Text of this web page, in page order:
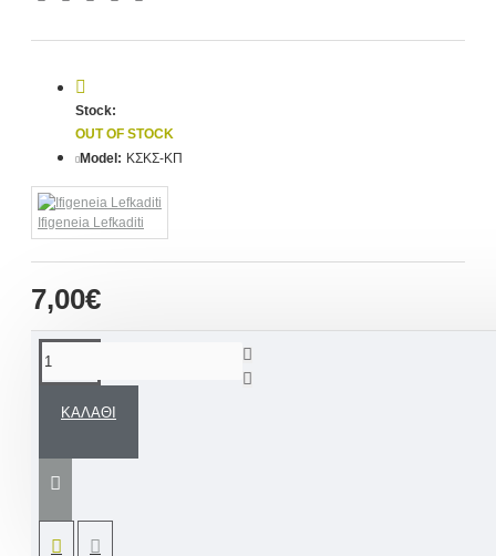
7,00€
Stock:
OUT OF STOCK
Model: ΚΣΚΣ-ΚΠ
Ifigeneia Lefkaditi
ΚΑΛΆΘΙ
προσωποποιημένη φωτογραφία ή θέμα καθώς και
Όλα μας τα προϊόντα είναι χειροποίητα και